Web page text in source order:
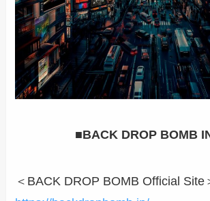
■BACK DROP BOMB
＜BACK DROP BOMB Official Site